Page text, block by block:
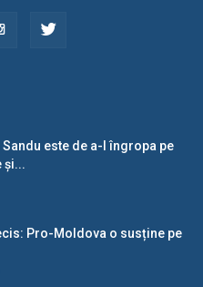
este de a-l îngropa pe
și...
Pro-Moldova o susține pe